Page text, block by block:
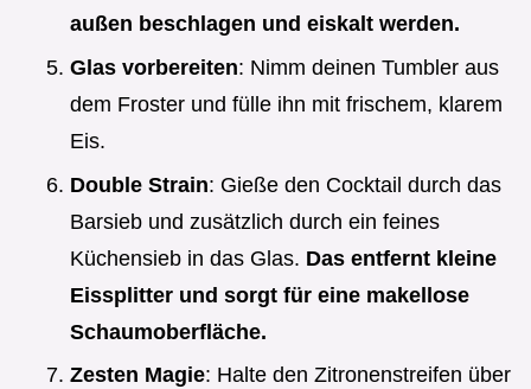
außen beschlagen und eiskalt werden.
Glas vorbereiten: Nimm deinen Tumbler aus
dem Froster und fülle ihn mit frischem, klarem
Eis.
Double Strain: Gieße den Cocktail durch das
Barsieb und zusätzlich durch ein feines
Küchensieb in das Glas. Das entfernt kleine
Eissplitter und sorgt für eine makellose
Schaumoberfläche.
Zesten Magie: Halte den Zitronenstreifen über